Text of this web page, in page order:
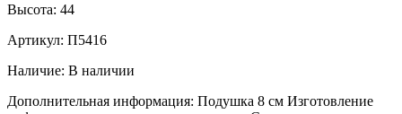
Высота: 44
Артикул: П5416
Наличие: В наличии
Дополнительная информация: Подушка 8 см Изготовление